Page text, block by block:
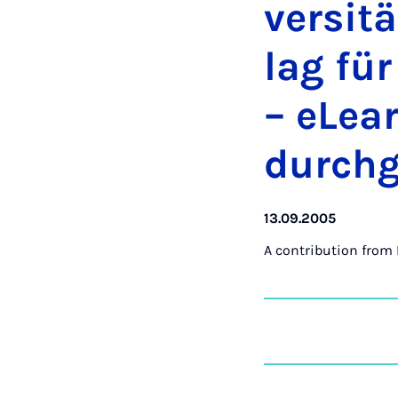
lag
–
13.09.2005
A contribution from